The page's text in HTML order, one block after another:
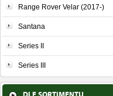
Range Rover Velar (2017-)
Santana
Series II
Series III